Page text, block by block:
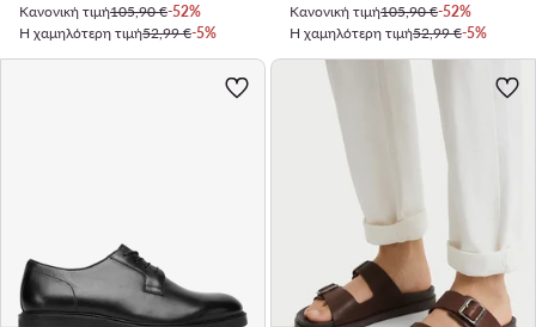
Κανονική τιμή105,90 €-52%
Η χαμηλότερη τιμή52,99 €-5%
Κανονική τιμή105,90 €-52%
Η χαμηλότερη τιμή52,99 €-5%